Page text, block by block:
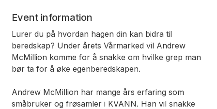
Event information
Lurer du på hvordan hagen din kan bidra til
beredskap? Under årets Vårmarked vil Andrew
McMillion komme for å snakke om hvilke grep man
bør ta for å øke egenberedskapen.
Andrew McMillion har mange års erfaring som
småbruker og frøsamler i KVANN. Han vil snakke